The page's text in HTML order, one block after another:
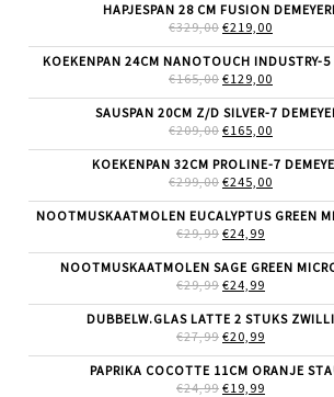
HAPJESPAN 28 CM FUSION
€329,00
WAS:
€329,00.
€219,00
IS:
KOEKENPAN 24CM NANOTOUCH INDUSTRY-5
€165,00
WAS:
€165,00.
€129,00
IS:
SAUSPAN 20CM Z/D SILVER-7
€209,00
WAS:
€209,00.
€165,00
IS:
KOEKENPAN 32CM PROLINE-7
€299,00
WAS:
€299,00.
€245,00
IS:
NOOTMUSKAATMOLEN EUCALYPTUS GREEN
€29,99
WAS:
€29,99.
€24,99
IS:
NOOTMUSKAATMOLEN SAGE GREEN
€29,99
WAS:
€29,99.
€24,99
IS:
DUBBELW.GLAS LATTE 2 STUKS
€27,99
WAS:
€27,99.
€20,99
IS:
PAPRIKA COCOTTE 11CM ORANJE
€24,99 €19,99